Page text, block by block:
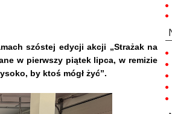
szóstej edycji akcji „Strażak na
w pierwszy piątek lipca, w remizie
by ktoś mógł żyć”.